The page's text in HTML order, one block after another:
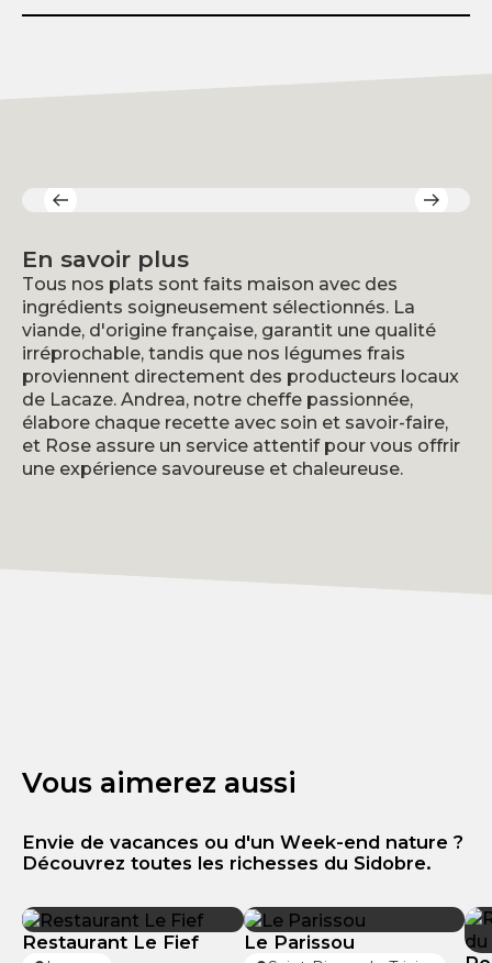
En savoir plus
Tous nos plats sont faits maison avec des
ingrédients soigneusement sélectionnés. La
viande, d'origine française, garantit une qualité
irréprochable, tandis que nos légumes frais
proviennent directement des producteurs locaux
de Lacaze. Andrea, notre cheffe passionnée,
élabore chaque recette avec soin et savoir-faire,
et Rose assure un service attentif pour vous offrir
une expérience savoureuse et chaleureuse.
Vous aimerez aussi
Envie de vacances ou d'un Week-end nature ?
Découvrez toutes les richesses du Sidobre.
Restaurant Le Fief Le Parissou